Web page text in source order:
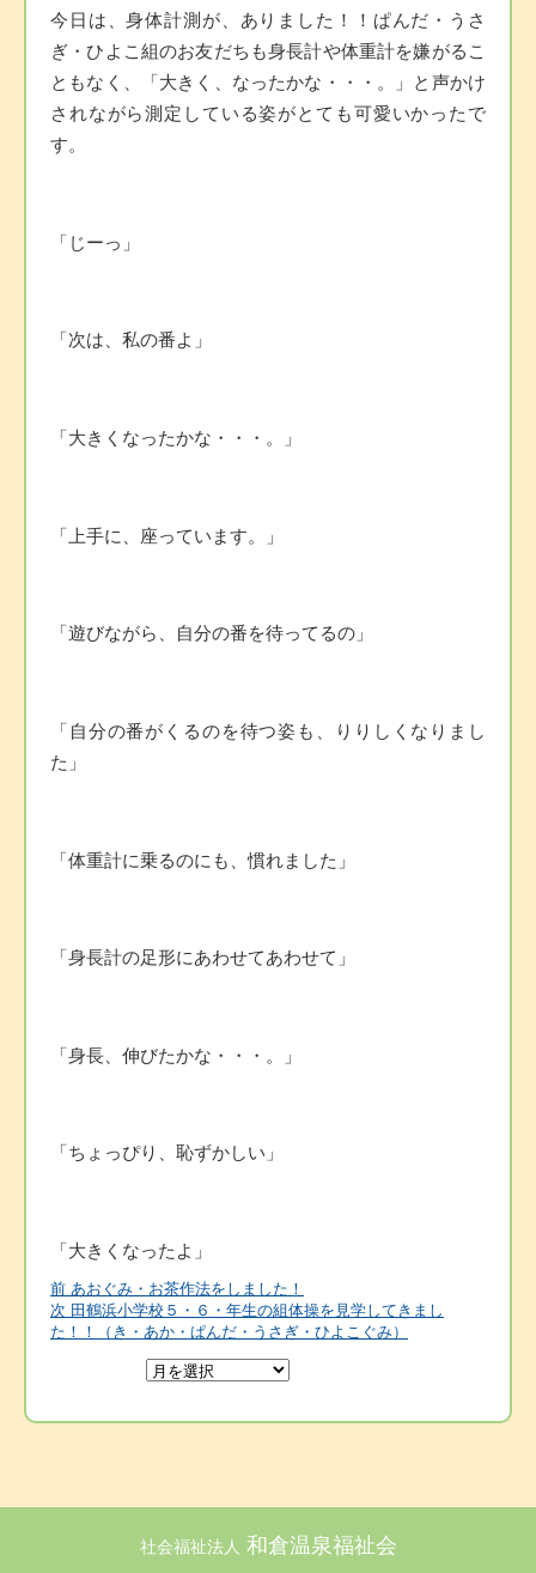
今日は、身体計測が、ありました！！ぱんだ・うさ
ぎ・ひよこ組のお友だちも身長計や体重計を嫌がるこ
ともなく、「大きく、なったかな・・・。」と声かけ
されながら測定している姿がとても可愛いかったで
す。
「じーっ」
「次は、私の番よ」
「大きくなったかな・・・。」
「上手に、座っています。」
「遊びながら、自分の番を待ってるの」
「自分の番がくるのを待つ姿も、りりしくなりまし
た」
「体重計に乗るのにも、慣れました」
「身長計の足形にあわせてあわせて」
「身長、伸びたかな・・・。」
「ちょっぴり、恥ずかしい」
「大きくなったよ」
投
ナ
前 前
の
投
あおぐみ・お茶作法をしました！
次 次
の
田鶴浜小学校５・６・年生の組体操を見学してきまし
た！！（き・あか・ぱんだ・うさぎ・ひよこぐみ）
社会福祉法人 和倉温泉福祉会